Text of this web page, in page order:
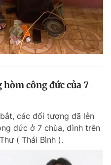
công đức của 7
các đối tượng đã lẻn
đức ở 7 chùa, đình trên
( Thái Bình ).